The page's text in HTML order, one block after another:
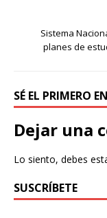
Sistema
planes de
SÉ EL PRIMERO
Dejar una
Lo siento, debes
SUSCRÍBETE